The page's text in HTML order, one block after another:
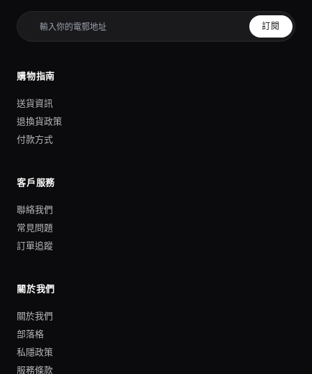
訂閱
購物指南
送貨資訊
退換貨政策
付款方式
客戶服務
聯絡我們
常見問題
訂單追蹤
關於我們
關於我們
部落格
私隱政策
服務條款